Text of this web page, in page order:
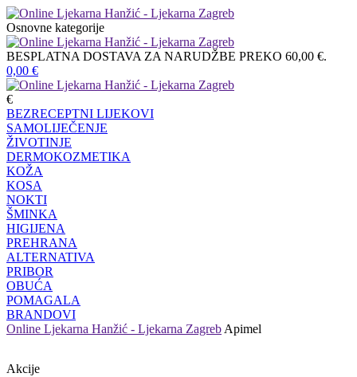
Osnovne kategorije
BESPLATNA DOSTAVA ZA NARUDŽBE PREKO 60,00 €.
0,00 €
€
BEZRECEPTNI LIJEKOVI
SAMOLIJEČENJE
ŽIVOTINJE
DERMOKOZMETIKA
KOŽA
KOSA
NOKTI
ŠMINKA
HIGIJENA
PREHRANA
ALTERNATIVA
PRIBOR
OBUĆA
POMAGALA
BRANDOVI
Online Ljekarna Hanžić - Ljekarna Zagreb Apimel
Akcije